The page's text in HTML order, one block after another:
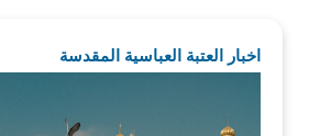
اخبار العتبة العباسية المقدسة